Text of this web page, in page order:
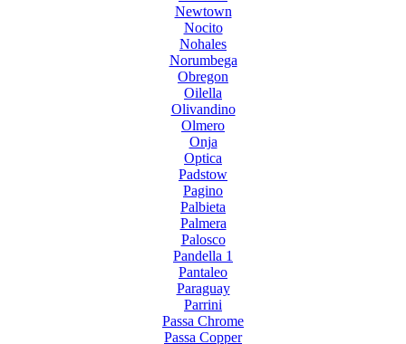
Newtown
Nocito
Nohales
Norumbega
Obregon
Oilella
Olivandino
Olmero
Onja
Optica
Padstow
Pagino
Palbieta
Palmera
Palosco
Pandella 1
Pantaleo
Paraguay
Parrini
Passa Chrome
Passa Copper